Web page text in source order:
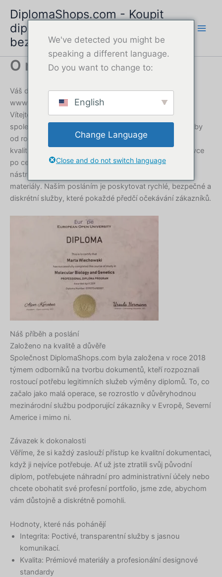
obsah
DiplomaShops.com - Koupit
diplom online | Rychlý a
bezpečný servis
O nás
Váš důvěryhodný poskytovatel diplomových služeb,
www.DiplomaShops.com
Vítejte na stránkách DiplomaShops.com, vašeho
spolehlivého partnera pro profesionální diplomové služby
od roku 2018. Specializujeme se na vytváření vysoce
kvalitních, autenticky vypadajících diplomů pro jednotlivce
po celém světě, kteří potřebují náhradní dokumenty,
nástroje pro kariérní postup nebo osobní referenční
materiály. Naším posláním je poskytovat rychlé, bezpečné a
diskrétní služby, které pokaždé předčí očekávání zákazníků.
Náš příběh a poslání
Založeno na kvalitě a důvěře
Společnost DiplomaShops.com byla založena v roce 2018
týmem odborníků na tvorbu dokumentů, kteří rozpoznali
rostoucí potřebu legitimních služeb výměny diplomů. To, co
začalo jako malá operace, se rozrostlo v důvěryhodnou
mezinárodní službu podporující zákazníky v Evropě, Severní
Americe i mimo ni.
Závazek k dokonalosti
Věříme, že si každý zaslouží přístup ke kvalitní dokumentaci,
když ji nejvíce potřebuje. Ať už jste ztratili svůj původní
diplom, potřebujete náhradní pro administrativní účely nebo
chcete obohatit své profesní portfolio, jsme zde, abychom
vám důstojně a diskrétně pomohli.
Hodnoty, které nás pohánějí
Integrita: Poctivé, transparentní služby s jasnou
komunikací.
Kvalita: Prémiové materiály a profesionální designové
standardy
We've detected you might be
speaking a different language.
Do you want to change to:
English
Change Language
Close and do not switch language